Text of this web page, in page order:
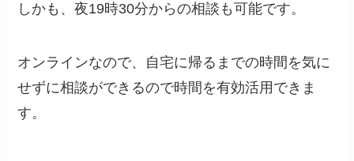
しかも、夜19時30分からの相談も可能です。
オンラインなので、自宅に帰るまでの時間を気に
せずに相談ができるので時間を有効活用できま
す。